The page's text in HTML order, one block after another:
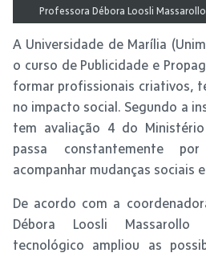
Professora Débora Loosli
A Universidade de Marília
o curso de Publicidade e
formar profissionais criativos,
no impacto social. Segundo a
tem avaliação 4 do
passa constantemente
acompanhar mudanças sociais
De acordo com a
Débora Loosli
tecnológico ampliou as